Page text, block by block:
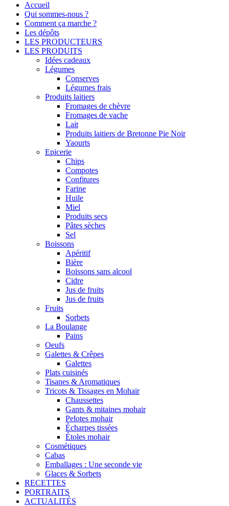
Accueil
Qui sommes-nous ?
Comment ça marche ?
Les dépôts
LES PRODUCTEURS
LES PRODUITS
Idées cadeaux
Légumes
Conserves
Légumes frais
Produits laitiers
Fromages de chèvre
Fromages de vache
Lait
Produits laitiers de Bretonne Pie Noir
Yaourts
Epicerie
Chips
Compotes
Confitures
Farine
Huile
Miel
Produits secs
Pâtes sèches
Sel
Boissons
Apéritif
Bière
Boissons sans alcool
Cidre
Jus de fruits
Jus de fruits
Fruits
Sorbets
La Boulange
Pains
Oeufs
Galettes & Crêpes
Galettes
Plats cuisinés
Tisanes & Aromatiques
Tricots & Tissages en Mohair
Chaussettes
Gants & mitaines mohair
Pelotes mohair
Écharpes tissées
Étoles mohair
Cosmétiques
Cabas
Emballages : Une seconde vie
Glaces & Sorbets
RECETTES
PORTRAITS
ACTUALITÉS